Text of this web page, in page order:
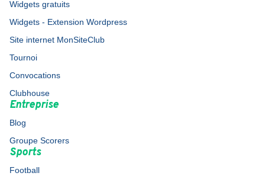
Widgets gratuits
Widgets - Extension Wordpress
Site internet MonSiteClub
Tournoi
Convocations
Clubhouse
Entreprise
Blog
Groupe Scorers
Sports
Football